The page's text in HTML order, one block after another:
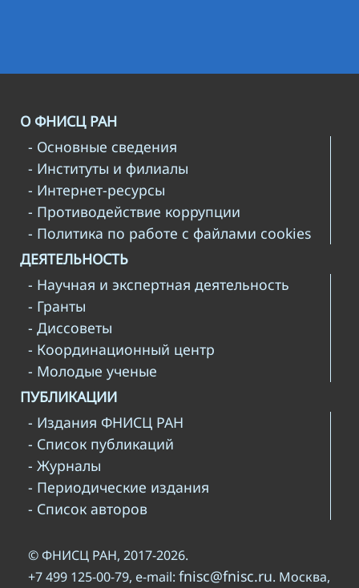
О ФНИСЦ РАН
- Основные сведения
- Институты и филиалы
- Интернет-ресурсы
- Противодействие коррупции
- Политика по работе с файлами cookies
ДЕЯТЕЛЬНОСТЬ
- Научная и экспертная деятельность
- Гранты
- Диссоветы
- Координационный центр
- Молодые ученые
ПУБЛИКАЦИИ
- Издания ФНИСЦ РАН
- Список публикаций
- Журналы
- Периодические издания
- Список авторов
© ФНИСЦ РАН, 2017-2026.
+7 499 125-00-79, e-mail: fnisc@fnisc.ru. Москва,